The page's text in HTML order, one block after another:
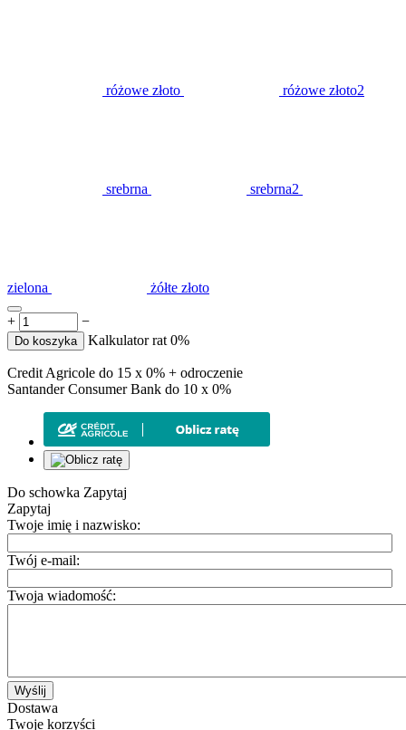
różowe złoto różowe złoto2
srebrna srebrna2
zielona żółte złoto
+ −
Do koszyka Kalkulator rat 0%
Credit Agricole do 15 x 0% + odroczenie
Santander Consumer Bank do 10 x 0%
Do schowka Zapytaj
Zapytaj
Twoje imię i nazwisko:
Twój e-mail:
Twoja wiadomość:
Wyślij
Dostawa
Twoje korzyści